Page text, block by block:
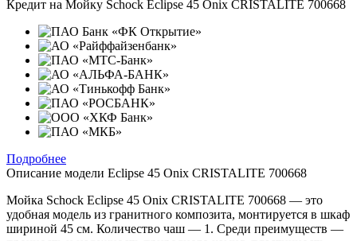
Кредит на Мойку Schock Eclipse 45 Onix CRISTALITE 700668
Подробнее
Описание модели Eclipse 45 Onix CRISTALITE 700668
Мойка Schock Eclipse 45 Onix CRISTALITE 700668 — это
удобная модель из гранитного композита, монтируется в шкаф
шириной 45 см. Количество чаш — 1. Среди преимуществ —